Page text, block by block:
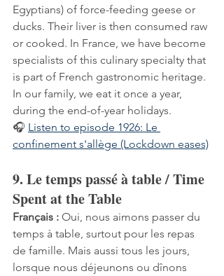
Egyptians) of force-feeding geese or
ducks. Their liver is then consumed raw
or cooked. In France, we have become
specialists of this culinary specialty that
is part of French gastronomic heritage.
In our family, we eat it once a year,
during the end-of-year holidays.
🎧 Listen to episode 1926: Le
confinement s'allège (Lockdown eases)
9. Le temps passé à table / Time
Spent at the Table
Français : Oui, nous aimons passer du
temps à table, surtout pour les repas
de famille. Mais aussi tous les jours,
lorsque nous déjeunons ou dînons